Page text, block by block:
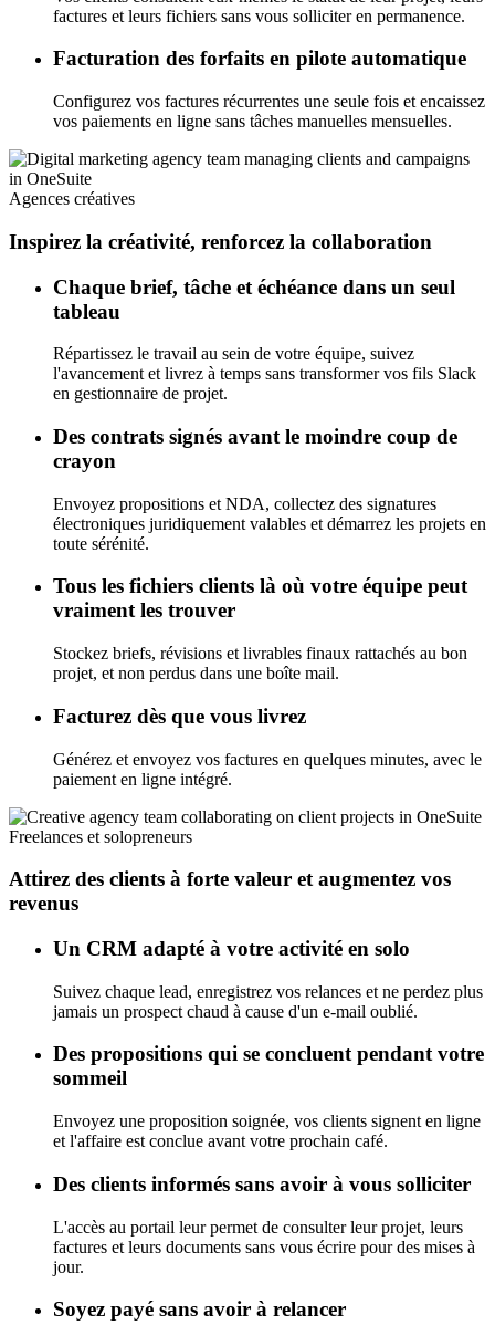
factures et leurs fichiers sans vous solliciter en permanence.
Facturation des forfaits en pilote automatique
Configurez vos factures récurrentes une seule fois et encaissez
vos paiements en ligne sans tâches manuelles mensuelles.
Agences créatives
Inspirez la créativité, renforcez la collaboration
Chaque brief, tâche et échéance dans un seul
tableau
Répartissez le travail au sein de votre équipe, suivez
l'avancement et livrez à temps sans transformer vos fils Slack
en gestionnaire de projet.
Des contrats signés avant le moindre coup de
crayon
Envoyez propositions et NDA, collectez des signatures
électroniques juridiquement valables et démarrez les projets en
toute sérénité.
Tous les fichiers clients là où votre équipe peut
vraiment les trouver
Stockez briefs, révisions et livrables finaux rattachés au bon
projet, et non perdus dans une boîte mail.
Facturez dès que vous livrez
Générez et envoyez vos factures en quelques minutes, avec le
paiement en ligne intégré.
Freelances et solopreneurs
Attirez des clients à forte valeur et augmentez vos
revenus
Un CRM adapté à votre activité en solo
Suivez chaque lead, enregistrez vos relances et ne perdez plus
jamais un prospect chaud à cause d'un e-mail oublié.
Des propositions qui se concluent pendant votre
sommeil
Envoyez une proposition soignée, vos clients signent en ligne
et l'affaire est conclue avant votre prochain café.
Des clients informés sans avoir à vous solliciter
L'accès au portail leur permet de consulter leur projet, leurs
factures et leurs documents sans vous écrire pour des mises à
jour.
Soyez payé sans avoir à relancer